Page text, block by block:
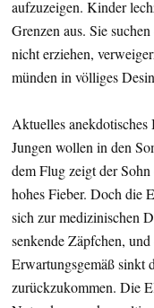
aufzuzeigen. Kinder
Grenzen aus. Sie
nicht erziehen,
münden in völliges
Aktuelles
Jungen wollen in den
dem Flug zeigt der
hohes Fieber. Doch die
sich zur medizinischen
senkende Zäpfchen,
Erwartungsgemäß sinkt
zurückzukommen. Die